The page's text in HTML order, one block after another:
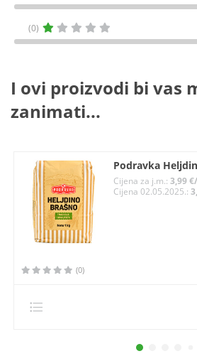
(0)
I ovi proizvodi bi vas
zanimati...
Podravka
Cijena za j.m.:3,99
Cijena 02.05.2025.:
(0)